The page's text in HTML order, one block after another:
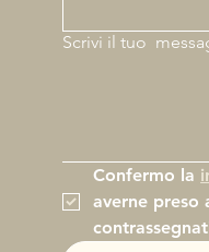
Scrivi il tuo
Confermo la
averne preso